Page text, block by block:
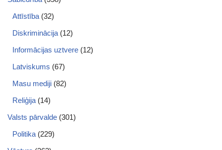
Attīstība (32)
Diskriminācija (12)
Informācijas uztvere (12)
Latviskums (67)
Masu mediji (82)
Reliģija (14)
Valsts pārvalde (301)
Politika (229)